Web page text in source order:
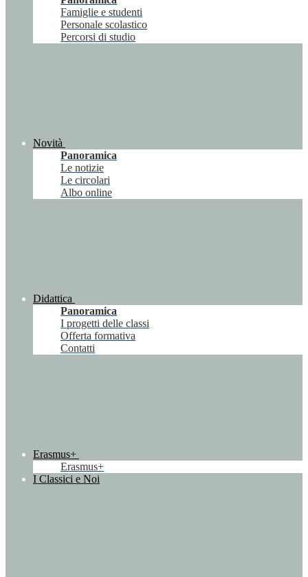
Famiglie e studenti
Personale scolastico
Percorsi di studio
Novità
Panoramica
Le notizie
Le circolari
Albo online
Didattica
Panoramica
I progetti delle classi
Offerta formativa
Contatti
Erasmus+
Erasmus+
I Classici e Noi